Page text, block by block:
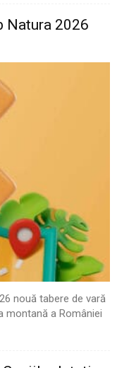
Natura 2026
nouă tabere de vară
montană a României